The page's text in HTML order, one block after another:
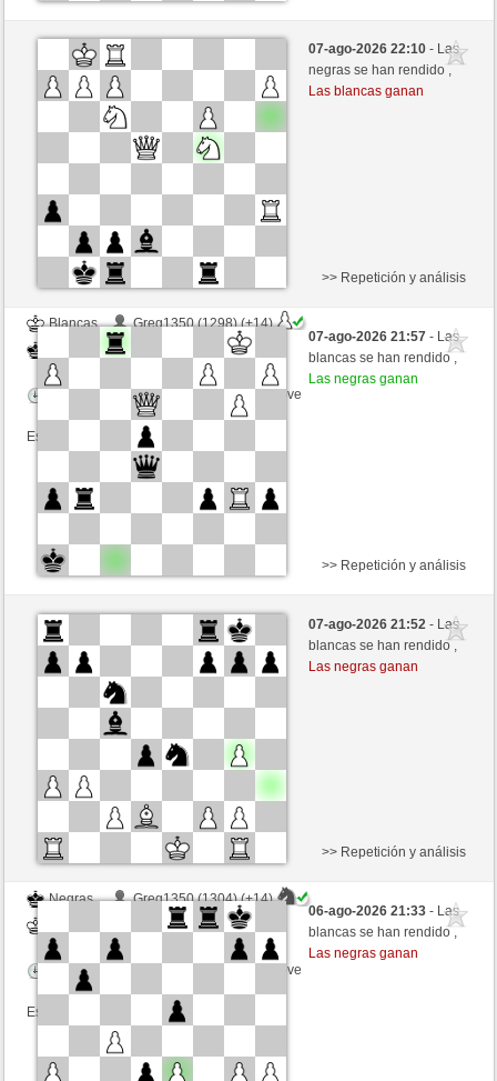
Blancas
Frco66 (1365) (+11)
Negras
Tiempo: 9 minutes/side + 9 seconds/move
Esta partida es por puntos
07-ago-2026 22:10- Las
negras se han rendido ,
Las blancas ganan
Blancas
Greg1350 (1298) (+14)
Fliese (1256) (-14)
Tiempo: 9 minutes/side + 9 seconds/move
Esta partida es por puntos
>> Repetición y análisis
07-ago-2026 21:57- Las
blancas se han rendido ,
Las negras ganan
Blancas
Greg1350 (1318) (-20)
Negras
Fliese (1236) (+20)
Tiempo: 9 minutes/side + 9 seconds/move
Esta partida es por puntos
>> Repetición y análisis
07-ago-2026 21:52- Las
blancas se han rendido ,
Las negras ganan
Negras
Greg1350 (1304) (+14)
Fliese (1250) (-14)
Tiempo: 9 minutes/side + 9 seconds/move
Esta partida es por puntos
>> Repetición y análisis
06-ago-2026 21:33- Las
blancas se han rendido ,
Las negras ganan